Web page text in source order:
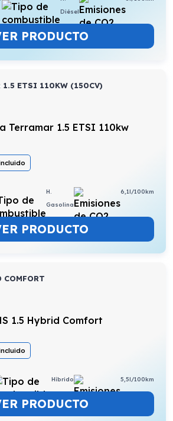
Diésel
PRODUCTO
1.5 ETSI 110KW (150CV)
H.
Gasolina
6,1l/100km
PRODUCTO
COMFORT
Híbrido 5,5l/100km
PRODUCTO